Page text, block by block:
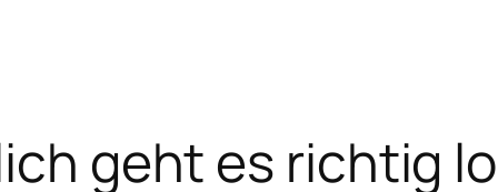
geht es richtig